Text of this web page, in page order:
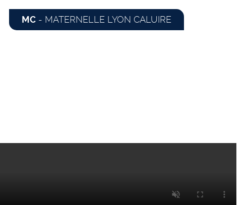
MC - MATERNELLE LYON CALUIRE